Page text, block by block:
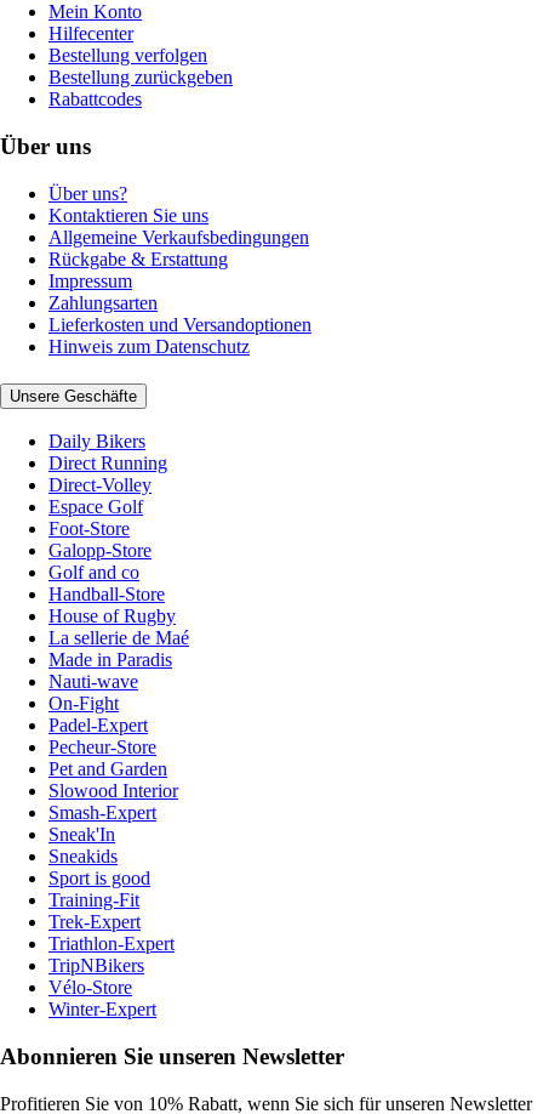
Mein Konto
Hilfecenter
Bestellung verfolgen
Bestellung zurückgeben
Rabattcodes
Über uns
Über uns?
Kontaktieren Sie uns
Allgemeine Verkaufsbedingungen
Rückgabe & Erstattung
Impressum
Zahlungsarten
Lieferkosten und Versandoptionen
Hinweis zum Datenschutz
Unsere Geschäfte
Daily Bikers
Direct Running
Direct-Volley
Espace Golf
Foot-Store
Galopp-Store
Golf and co
Handball-Store
House of Rugby
La sellerie de Maé
Made in Paradis
Nauti-wave
On-Fight
Padel-Expert
Pecheur-Store
Pet and Garden
Slowood Interior
Smash-Expert
Sneak'In
Sneakids
Sport is good
Training-Fit
Trek-Expert
Triathlon-Expert
TripNBikers
Vélo-Store
Winter-Expert
Abonnieren Sie unseren Newsletter
Profitieren Sie von 10% Rabatt, wenn Sie sich für unseren Newsletter